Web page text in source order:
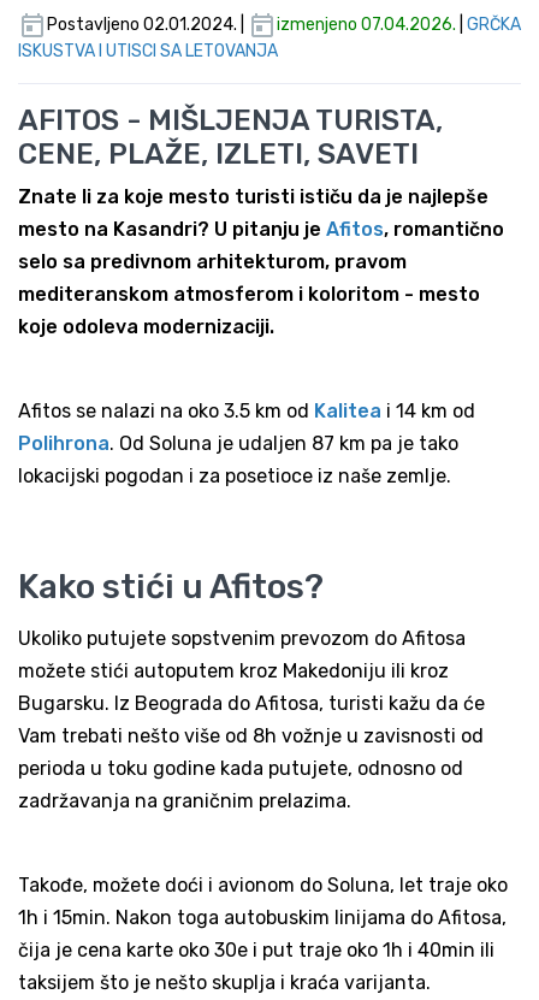
Postavljeno 02.01.2024. | izmenjeno 07.04.2026. GRČKA
ISKUSTVA I UTISCI SA LETOVANJA
AFITOS - MIŠLJENJA TURISTA,
CENE, PLAŽE, IZLETI, SAVETI
Znate li za koje mesto turisti ističu da je najlepše
mesto na Kasandri? U pitanju je Afitos, romantično
selo sa predivnom arhitekturom, pravom
mediteranskom atmosferom i koloritom - mesto
koje odoleva modernizaciji.
Afitos se nalazi na oko 3.5 km od Kalitea i 14 km od
Polihrona. Od Soluna je udaljen 87 km pa je tako
lokacijski pogodan i za posetioce iz naše zemlje.
Kako stići u Afitos?
Ukoliko putujete sopstvenim prevozom do Afitosa
možete stići autoputem kroz Makedoniju ili kroz
Bugarsku. Iz Beograda do Afitosa, turisti kažu da će
Vam trebati nešto više od 8h vožnje u zavisnosti od
perioda u toku godine kada putujete, odnosno od
zadržavanja na graničnim prelazima.
Takođe, možete doći i avionom do Soluna, let traje oko
1h i 15min. Nakon toga autobuskim linijama do Afitosa,
čija je cena karte oko 30e i put traje oko 1h i 40min ili
taksijem što je nešto skuplja i kraća varijanta.